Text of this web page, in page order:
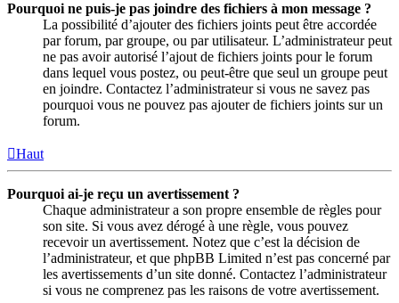
Pourquoi ne puis-je pas joindre des fichiers à mon message ?
La possibilité d’ajouter des fichiers joints peut être accordée
par forum, par groupe, ou par utilisateur. L’administrateur peut
ne pas avoir autorisé l’ajout de fichiers joints pour le forum
dans lequel vous postez, ou peut-être que seul un groupe peut
en joindre. Contactez l’administrateur si vous ne savez pas
pourquoi vous ne pouvez pas ajouter de fichiers joints sur un
forum.
Haut
Pourquoi ai-je reçu un avertissement ?
Chaque administrateur a son propre ensemble de règles pour
son site. Si vous avez dérogé à une règle, vous pouvez
recevoir un avertissement. Notez que c’est la décision de
l’administrateur, et que phpBB Limited n’est pas concerné par
les avertissements d’un site donné. Contactez l’administrateur
si vous ne comprenez pas les raisons de votre avertissement.